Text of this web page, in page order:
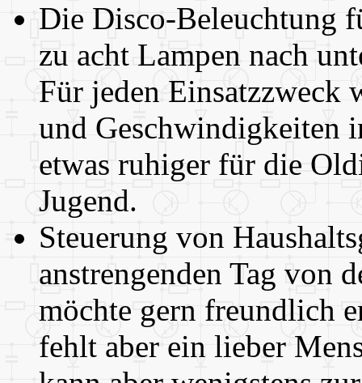
Die Disco-Beleuchtung
zu acht Lampen nach
Für jeden Einsatzzweck
und Geschwindigkeiten
etwas ruhiger für die
Jugend.
Steuerung von
anstrengenden Tag von
möchte gern freundlich
fehlt aber ein lieber